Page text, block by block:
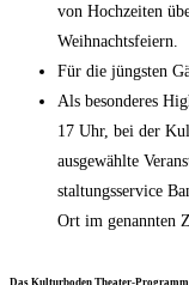
von Hoch­zei­ten
Weihnachtsfeiern.
Für die jüngs­ten
Als beson­de­res
17 Uhr, bei der
aus­ge­wähl­te
stal­tungs­ser­vice
Ort im genann­ten